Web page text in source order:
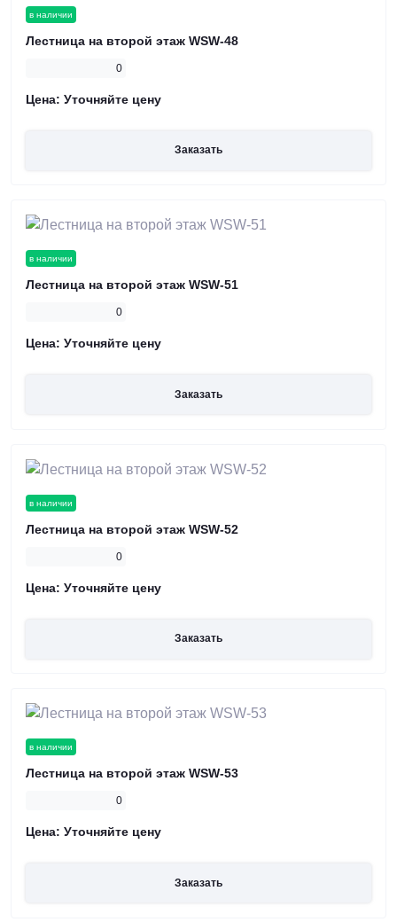
в наличии
Лестница на второй этаж WSW-48
0
Цена: Уточняйте цену
Заказать
в наличии
Лестница на второй этаж WSW-51
0
Цена: Уточняйте цену
Заказать
в наличии
Лестница на второй этаж WSW-52
0
Цена: Уточняйте цену
Заказать
в наличии
Лестница на второй этаж WSW-53
0
Цена: Уточняйте цену
Заказать